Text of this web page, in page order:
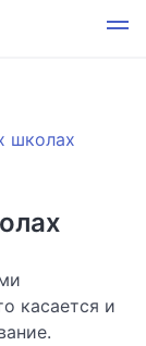
школах
касается и